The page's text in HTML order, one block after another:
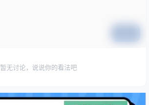
暂无讨论，说说你的看法吧